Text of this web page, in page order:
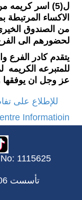
ل(5) اسر كريمه من الايتام
الاكساء
من الصندوق
لحضورهم الى
يتقدم كادر الفرع
للمتبرعه الكريمه
عز وجل ان يوفقها
للإطلاع على
Informatioin
1115625
تأسست 2006 رقم التسجيل IZ70166